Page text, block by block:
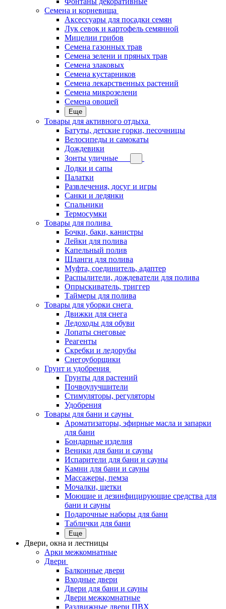
Семена и корневища
Аксессуары для посадки семян
Лук севок и картофель семянной
Мицелии грибов
Семена газонных трав
Семена зелени и пряных трав
Семена злаковых
Семена кустарников
Семена лекарственных растений
Семена микрозелени
Семена овощей
Еще
Товары для активного отдыха
Батуты, детские горки, песочницы
Велосипеды и самокаты
Дождевики
Зонты уличные
Лодки и сапы
Палатки
Развлечения, досуг и игры
Санки и ледянки
Спальники
Термосумки
Товары для полива
Бочки, баки, канистры
Лейки для полива
Капельный полив
Шланги для полива
Муфта, соединитель, адаптер
Распылители, дождеватели для полива
Опрыскиватель, триггер
Таймеры для полива
Товары для уборки снега
Движки для снега
Ледоходы для обуви
Лопаты снеговые
Реагенты
Скребки и ледорубы
Снегоуборщики
Грунт и удобрения
Грунты для растений
Почвоулучшители
Стимуляторы, регуляторы
Удобрения
Товары для бани и сауны
Ароматизаторы, эфирные масла и запарки
для бани
Бондарные изделия
Веники для бани и сауны
Испарители для бани и сауны
Камни для бани и сауны
Массажеры, пемза
Мочалки, щетки
Моющие и дезинфицирующие средства для
бани и сауны
Подарочные наборы для бани
Таблички для бани
Еще
Двери, окна и лестницы
Арки межкомнатные
Двери
Балконные двери
Входные двери
Двери для бани и сауны
Двери межкомнатные
Раздвижные двери ПВХ